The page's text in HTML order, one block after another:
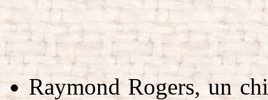
Raymond Rogers, un